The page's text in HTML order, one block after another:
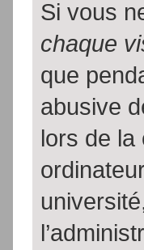
Si vous
chaque
que
abusive
lors de la